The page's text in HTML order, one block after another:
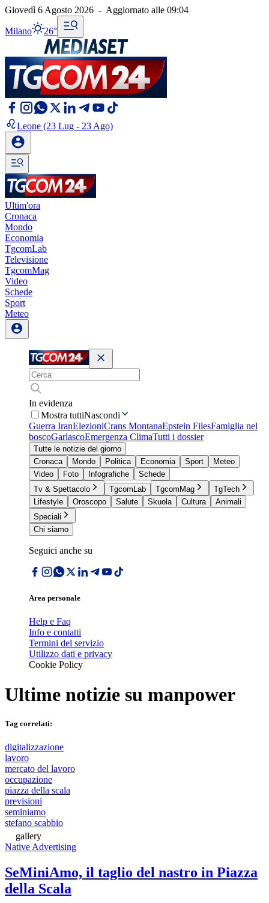
Giovedì 6 Agosto 2026 - Aggiornato alle 09:04
Milano 26°
Leone (23 Lug - 23 Ago)
Ultim'ora
Cronaca
Mondo
Economia
TgcomLab
Televisione
TgcomMag
Video
Schede
Sport
Meteo
In evidenza
Mostra tuttiNascondi
Guerra IranElezioniCrans MontanaEpstein FilesFamiglia nel
boscoGarlascoEmergenza ClimaTutti i dossier
Tutte le notizie del giorno
Cronaca
Mondo Politica Economia Sport
Meteo
Video
Foto Infografiche
Schede
Tv & Spettacolo
TgcomLab TgcomMag
TgTech
Lifestyle
Oroscopo Salute Skuola Cultura
Animali
Speciali
Chi siamo
Seguici anche su
Area personale
Help e Faq
Info e contatti
Termini del servizio
Utilizzo dati e privacy
Cookie Policy
Ultime notizie su manpower
Tag correlati:
digitalizzazione
lavoro
mercato del lavoro
occupazione
piazza della scala
previsioni
seminiamo
stefano scabbio
gallery
Native Advertising
SeMiniAmo, il taglio del nastro in Piazza
della Scala